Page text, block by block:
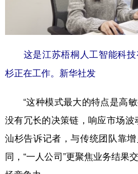
这是江苏梧桐人工智能科技
杉正在工作。新华社发
“这种模式最大的特点是高敏
没有冗长的决策链，响应市场波
汕杉告诉记者，与传统团队靠
同，“一人公司”更聚焦业务结果